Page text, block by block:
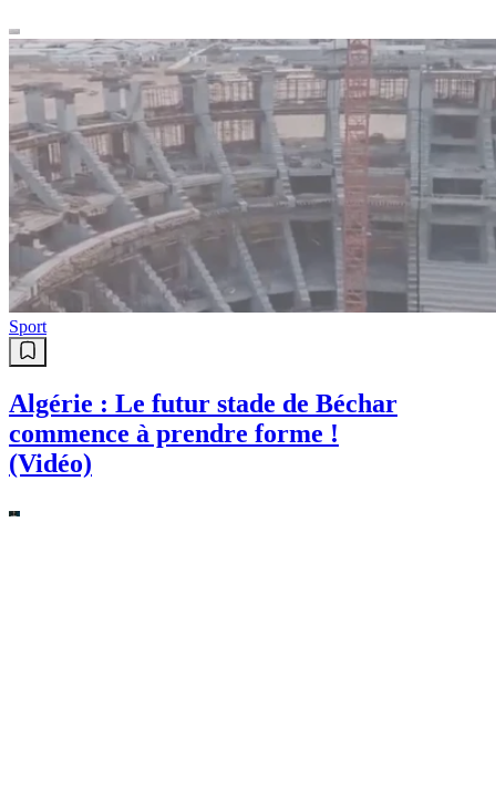
Sport
Algérie : Le futur stade de Béchar
commence à prendre forme !
(Vidéo)